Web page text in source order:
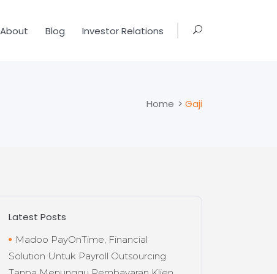
About Blog Investor Relations
Home > Gaji
Latest Posts
Madoo PayOnTime, Financial
Solution Untuk Payroll Outsourcing